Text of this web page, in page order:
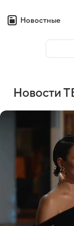
Новостные
Новости